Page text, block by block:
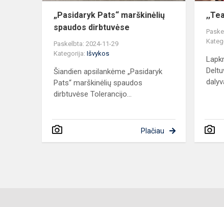
„Pasidaryk Pats“ marškinėlių
spaudos dirbtuvėse
Paskelbta: 2024-11-29
Kategorija: Išvykos
Šiandien apsilankėme „Pasidaryk
Pats“ marškinėlių spaudos
dirbtuvėse Tolerancijo...
Plačiau